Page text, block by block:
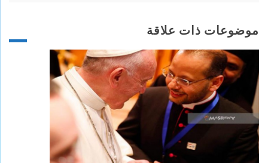
موضوعات ذات علاقة